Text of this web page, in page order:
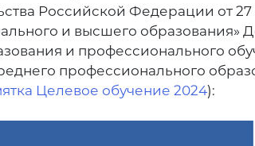
Российской Федерации от
и высшего образования»
и профессионального
профессионального
Целевое обучение 2024):